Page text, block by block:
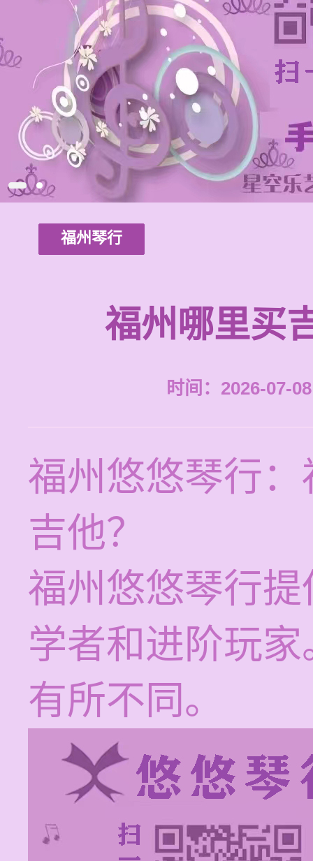
福州琴行
福州哪里买
时间：2026-07-
福州悠悠琴行
吉他？
福州悠悠琴行
学者和进阶玩
有所不同。